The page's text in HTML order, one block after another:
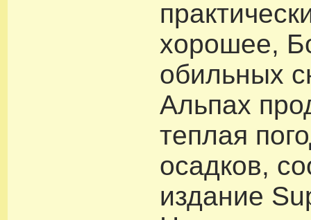
хорошее,
обильных
Альпах
теплая
осадков,
издание